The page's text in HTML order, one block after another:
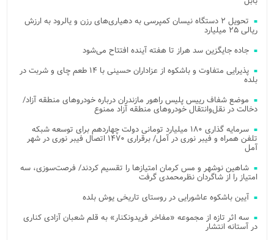
تحویل ۲ دستگاه نیسان کمپرسی به دهیاری‌های رزن و یالرود به ارزش
ریالی ۲۵ میلیارد
جاده جایگزین سد هراز تا هفته آینده افتتاح می‌شود
پذیرایی متفاوت و باشکوه از عزاداران حسینی با ۱۴ طعم چای و شربت در
بلده
موضع شفاف رییس پلیس راهور مازندران درباره خودروهای منطقه آزاد/
دخالت در نقل‌وانتقال خودروهای منطقه آزاد ممنوع
سرمایه گذاری ۱۸۰ میلیارد تومانی دولت چهاردهم برای توسعه شبکه
تلفن همراه و فیبر نوری در آمل/ برقراری ۱۴۷۰ اتصال فیبر نوری در شهر
آمل
شاهین نوشهر و مس کرمان امتیازها را تقسیم کردند/ فرصت‌سوزی، سه
امتیاز را از شاگردان نظرمحمدی گرفت
آیین باشکوه عاشورایی در روستای تاریخی یوش بلده
سه اثر تازه از مجموعه «مفاخر فریدونکنار» به قلم شعبان آزادی کناری
در آستانه انتشار